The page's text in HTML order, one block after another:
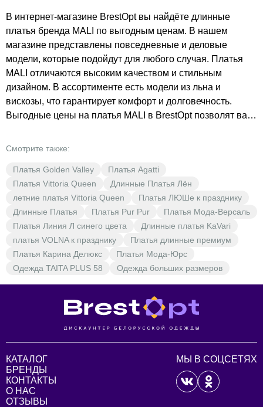
В интернет-магазине BrestOpt вы найдёте длинные
платья бренда MALI по выгодным ценам. В нашем
магазине представлены повседневные и деловые
модели, которые подойдут для любого случая. Платья
MALI отличаются высоким качеством и стильным
дизайном. В ассортименте есть модели из льна и
вискозы, что гарантирует комфорт и долговечность.
Выгодные цены на платья MALI в BrestOpt позволят вам
упустите возможность приобрести стильные и
Смотрите также:
Платья Golden Valley
Платья Agatti
Платья Vittoria Queen
Длинные Платья Лён
летние платья Vittoria Queen
Платья ЛЮШе к празднику
Длинные Платья
Платья Pur Pur
Платья Мода-Версаль
Платья Линия Л синего цвета
Длинные платья KaVari
платья VOLNA к празднику
Платья длинные премиум
Платья Карина Делюкс
Платья Мода-Юрс
Одежда TAITA PLUS 58
Одежда больших размеров
КАТАЛОГ
БРЕНДЫ
КОНТАКТЫ
О НАС
ОТЗЫВЫ
МЫ В СОЦСЕТЯХ